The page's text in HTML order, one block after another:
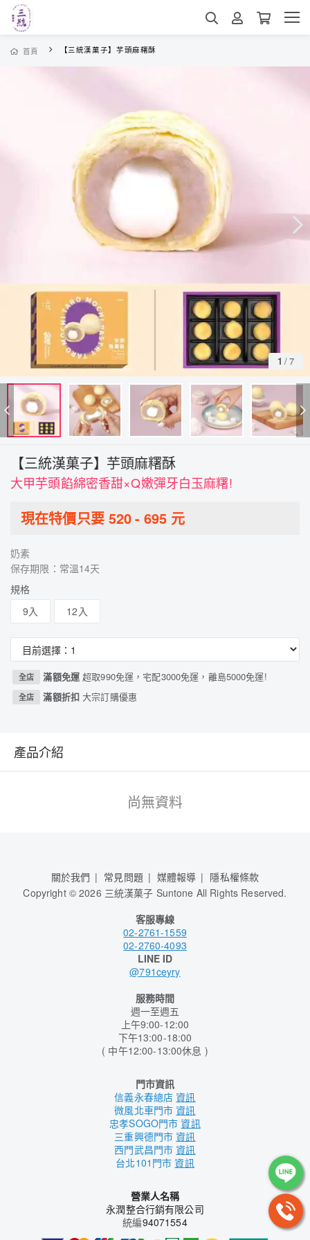
首頁 【三統漢菓子】芋頭麻糬酥
1 /7
【三統漢菓子】芋頭麻糬酥
大甲芋頭餡綿密香甜×Q嫩彈牙白玉麻糬!
現在特價只要 520- 695元
奶素
保存期限：常溫14天
規格
9入
12入
全店 滿額免運超取990免運，宅配3000免運，離島5000免運!
全店 滿額折扣大宗訂購優惠
產品介紹
尚無資料
關於我們 常見問題 媒體報導
隱私權條款
Copyright ©2026 三統漢菓子 Suntone All Rights Reserved.
客服專線
02-2761-1559
02-2760-4093
LINE ID
@791ceyry
服務時間
週一至週五
上午9:00-12:00
下午13:00-18:00
( 中午12:00-13:00休息 )
門市資訊
信義永春總店資訊
微風北車門市資訊
忠孝SOGO門市資訊
三重興德門市資訊
西門武昌門市資訊
台北101門市資訊
營業人名稱
永潤整合行銷有限公司
統編94071554